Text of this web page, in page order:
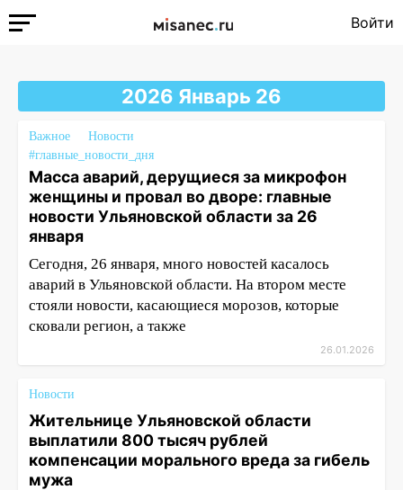
Войти
2026 Январь 26
Важное
Новости
#главные_новости_дня
Масса аварий, дерущиеся за микрофон
женщины и провал во дворе: главные
новости Ульяновской области за 26
января
Сегодня, 26 января, много новостей касалось
аварий в Ульяновской области. На втором месте
стояли новости, касающиеся морозов, которые
сковали регион, а также
26.01.2026
Новости
Жительнице Ульяновской области
выплатили 800 тысяч рублей
компенсации морального вреда за гибель
мужа